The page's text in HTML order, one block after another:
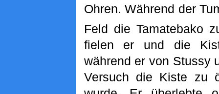
Ohren. Während der
Feld die Tamatebako
fielen er und die
während er von Stussy
Versuch die Kiste zu